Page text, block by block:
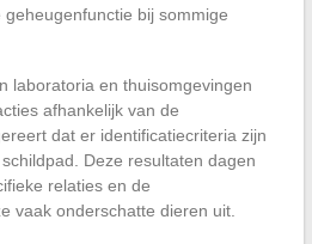
bij sommige
laboratoria en thuisomgevingen
afhankelijk van de
dat er identificatiecriteria zijn
Deze resultaten dagen
relaties en de
vaak onderschatte dieren uit.